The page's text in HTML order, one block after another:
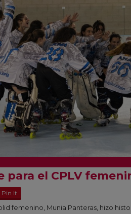
para el CPLV
Pin It
femenino, Munia Panteras, hizo